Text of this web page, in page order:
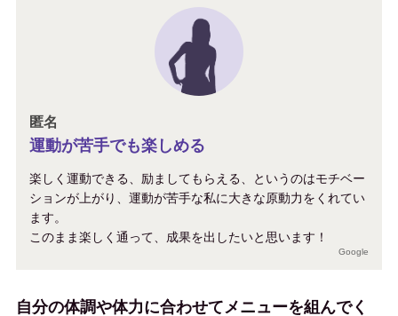
匿名
運動が苦手でも楽しめる
楽しく運動できる、励ましてもらえる、というのはモチベー
ションが上がり、運動が苦手な私に大きな原動力をくれてい
ます。
このまま楽しく通って、成果を出したいと思います！
Google
自分の体調や体力に合わせてメニューを組んでく